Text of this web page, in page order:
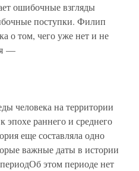
ошибочные взгляды
поступки. Филип
о том, чего уже нет и не
—
человека на территории
эпохе раннего и среднего
еще составляла одно
важные даты в истории
этом периоде нет